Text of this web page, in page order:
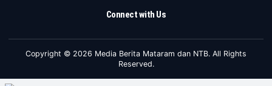
Connect with Us
Copyright © 2026 Media Berita Mataram dan NTB. All Rights
Reserved.